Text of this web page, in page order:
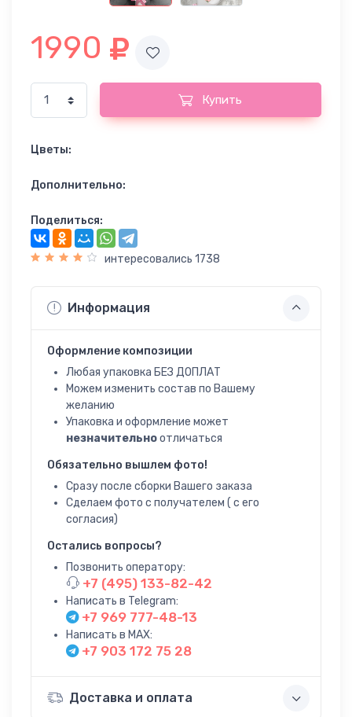
1990
Купить
Цветы:
Дополнительно:
Поделиться:
интересовались 1738
Информация
Оформление композиции
Любая упаковка БЕЗ ДОПЛАТ
Можем изменить состав по Вашему
желанию
Упаковка и оформление может
незначительноотличаться
Обязательно вышлем фото!
Сразу после сборки Вашего заказа
Сделаем фото с получателем ( с его
согласия)
Остались вопросы?
Позвонить оператору:
+7 (495) 133-82-42
Написать в Telegram:
+7 969 777-48-13
Написать в MAX:
+7 903 172 75 28
Доставка и оплата